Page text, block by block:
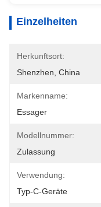
Einzelheiten
Herkunftsort:
Shenzhen, China
Markenname:
Essager
Modellnummer:
Zulassung
Verwendung:
Typ-C-Geräte